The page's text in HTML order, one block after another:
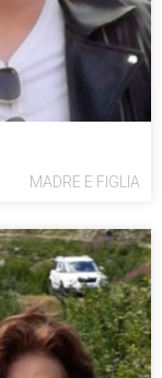
MADRE E FIGLIA